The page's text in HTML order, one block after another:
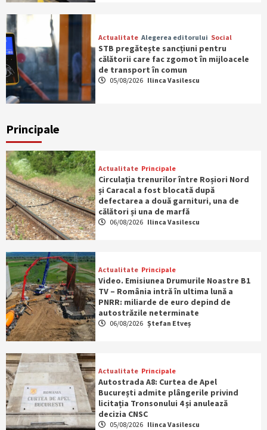
Actualitate Alegerea editorului Social
STB pregătește sancțiuni pentru
călătorii care fac zgomot în mijloacele
de transport în comun
05/08/2026 Ilinca Vasilescu
Principale
Actualitate Principale
Circulația trenurilor între Roșiori Nord
și Caracal a fost blocată după
defectarea a două garnituri, una de
călători și una de marfă
06/08/2026 Ilinca Vasilescu
Actualitate Principale
Video. Emisiunea Drumurile Noastre B1
TV – România intră în ultima lună a
PNRR: miliarde de euro depind de
autostrăzile neterminate
06/08/2026 Ștefan Etveș
Actualitate Principale
Autostrada A8: Curtea de Apel
București admite plângerile privind
licitația Tronsonului 4 și anulează
decizia CNSC
05/08/2026 Ilinca Vasilescu